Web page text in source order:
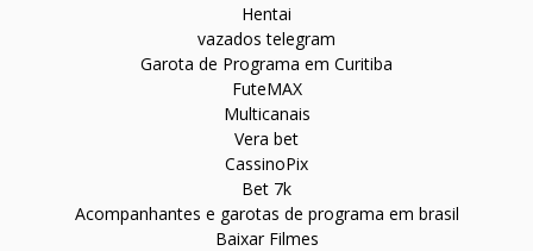
Hentai
vazados telegram
Garota de Programa em Curitiba
FuteMAX
Multicanais
Vera bet
CassinoPix
Bet 7k
Acompanhantes e garotas de programa em brasil
Baixar Filmes